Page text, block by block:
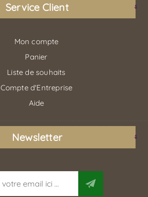
Service Client
Mon compte
Panier
Liste de souhaits
Compte d'Entreprise
Aide
Newsletter